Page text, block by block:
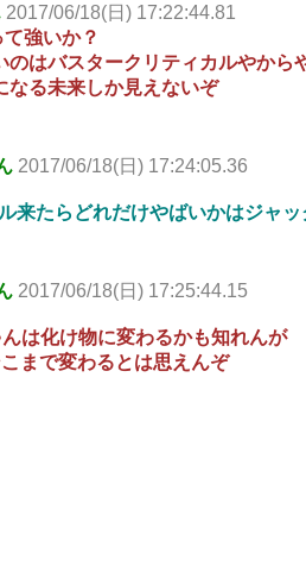
2017/06/18(日) 17:22:44.81
強いか？
のはバスタークリティカルやから
なる未来しか見えないぞ
2017/06/18(日) 17:24:05.36
来たらどれだけやばいかはジャ
2017/06/18(日) 17:25:44.15
は化け物に変わるかも知れんが
まで変わるとは思えんぞ